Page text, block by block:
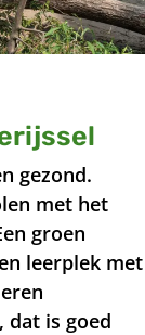
gezond.
met het
groen
leerplek met
dat is goed